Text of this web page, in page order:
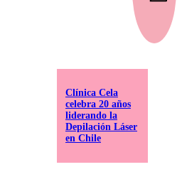
Clínica Cela
celebra 20 años
liderando la
Depilación Láser
en Chile